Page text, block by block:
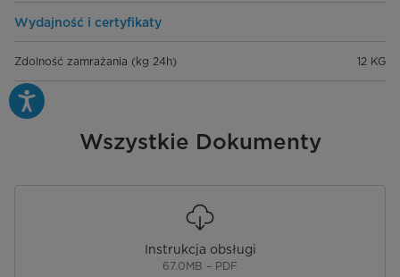
Wydajność i certyfikaty
Zdolność zamrażania (kg 24h) 12 KG
Wszystkie Dokumenty
Instrukcja obsługi
67.0MB – PDF